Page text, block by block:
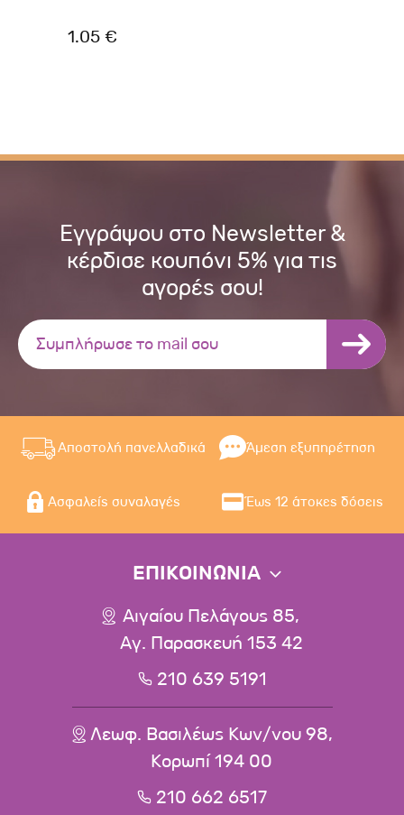
1.05 €
Εγγράψου στο Newsletter &
κέρδισε κουπόνι 5% για τις
αγορές σου!
Αποστολή πανελλαδικά Άμεση εξυπηρέτηση
Ασφαλείς συναλαγές Έως 12 άτοκες δόσεις
ΕΠΙΚΟΙΝΩΝΙΑ
Αιγαίου Πελάγους 85,
Αγ. Παρασκευή 153 42
210 639 5191
Λεωφ. Βασιλέως Κων/νου 98,
Κορωπί 194 00
210 662 6517